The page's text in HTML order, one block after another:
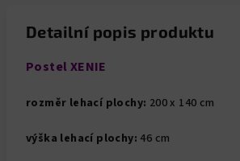
Detailní popis produktu
Postel XENIE
rozměr lehací plochy: 200 x 140 cm
výška lehací plochy: 46 cm